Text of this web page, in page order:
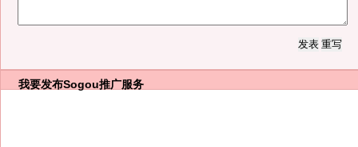
我要发布Sogou推广服务